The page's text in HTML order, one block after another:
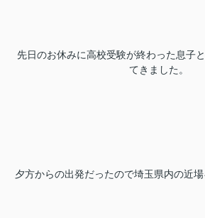
先日のお休みに高校受験が終わった息子
てきました。
夕方からの出発だったので埼玉県内の近場